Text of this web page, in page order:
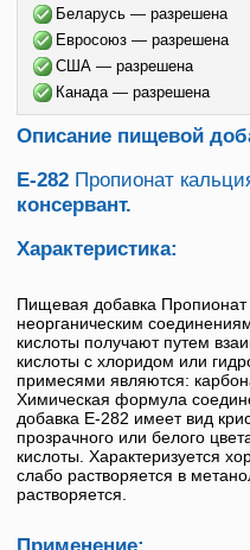
Беларусь — разрешена
Евросоюз — разрешена
США — разрешена
Канада — разрешена
Описание пищевой
Е-282 Пропионат
консервант.
Характеристика:
Пищевая добавка Пропионат
неорганическим
кислоты получают путем
кислоты с хлоридом или
примесями являются:
Химическая формула
добавка Е-282 имеет вид
прозрачного или белого
кислоты. Характеризуется
слабо растворяется в
растворяется.
Применение: